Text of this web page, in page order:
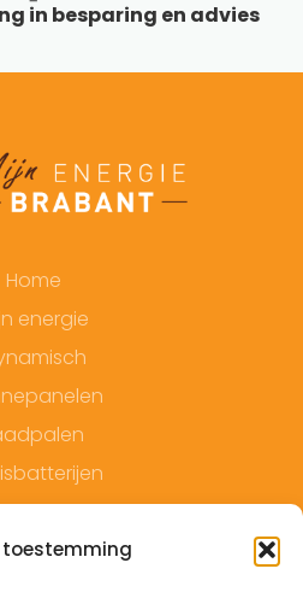
toestemming
in besparing en advies
Home
energie
Contact